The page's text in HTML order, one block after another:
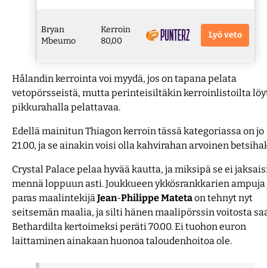
Bryan
Mbeumo
Kerroin
80,00
Lyö veto
Hålandin kerrointa voi myydä, jos on tapana pelata
vetopörsseistä, mutta perinteisiltäkin kerroinlistoilta
pikkurahalla pelattavaa.
Edellä mainitun Thiagon kerroin tässä kategoriassa on jo
21.00, ja se ainakin voisi olla kahvirahan arvoinen
Crystal Palace pelaa hyvää kautta, ja miksipä se ei
mennä loppuun asti. Joukkueen ykkösrankkarien ampuja
paras maalintekijäJean-PhilippeMatetaon tehnyt nyt
seitsemän maalia, ja silti hänen maalipörssin voitosta
Bethardilta kertoimeksi peräti 70.00. Ei tuohon euron
laittaminen ainakaan huonoa taloudenhoitoa ole.